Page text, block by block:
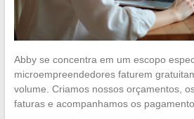
Abby se concentra em um escopo
microempreendedores faturem
volume. Criamos nossos orçamentos,
faturas e acompanhamos os